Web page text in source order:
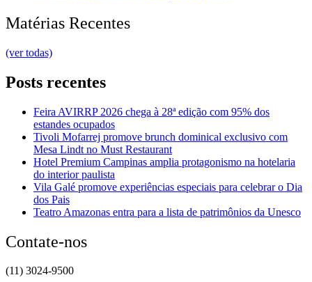
Matérias Recentes
(ver todas)
Posts recentes
Feira AVIRRP 2026 chega à 28ª edição com 95% dos
estandes ocupados
Tivoli Mofarrej promove brunch dominical exclusivo com
Mesa Lindt no Must Restaurant
Hotel Premium Campinas amplia protagonismo na hotelaria
do interior paulista
Vila Galé promove experiências especiais para celebrar o Dia
dos Pais
Teatro Amazonas entra para a lista de patrimônios da Unesco
Contate-nos
(11) 3024-9500